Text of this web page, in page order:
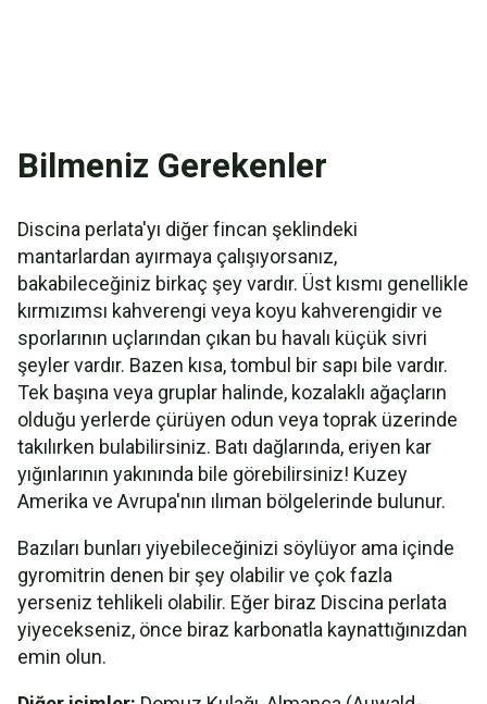
Bilmeniz Gerekenler
Discina perlata'yı diğer fincan şeklindeki
mantarlardan ayırmaya çalışıyorsanız,
bakabileceğiniz birkaç şey vardır. Üst kısmı genellikle
kırmızımsı kahverengi veya koyu kahverengidir ve
sporlarının uçlarından çıkan bu havalı küçük sivri
şeyler vardır. Bazen kısa, tombul bir sapı bile vardır.
Tek başına veya gruplar halinde, kozalaklı ağaçların
olduğu yerlerde çürüyen odun veya toprak üzerinde
takılırken bulabilirsiniz. Batı dağlarında, eriyen kar
yığınlarının yakınında bile görebilirsiniz! Kuzey
Amerika ve Avrupa'nın ılıman bölgelerinde bulunur.
Bazıları bunları yiyebileceğinizi söylüyor ama içinde
gyromitrin denen bir şey olabilir ve çok fazla
yerseniz tehlikeli olabilir. Eğer biraz Discina perlata
yiyecekseniz, önce biraz karbonatla kaynattığınızdan
emin olun.